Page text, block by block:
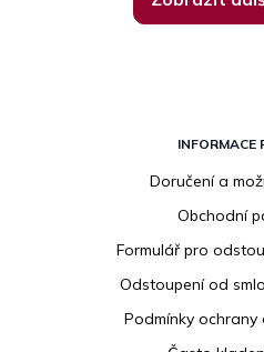
INFORMACE
Doručení a
Obchodní
Formulář pro
Odstoupení od
Podmínky ochrany